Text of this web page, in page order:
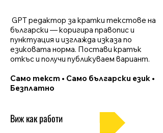
GPT редактор за кратки текстове на
български — коригира правопис и
пунктуация и изглажда изказа по
езиковата норма. Постави кратък
откъс и получи публикуваем вариант.
Само текст • Само български език •
Безплатно
Виж как работи